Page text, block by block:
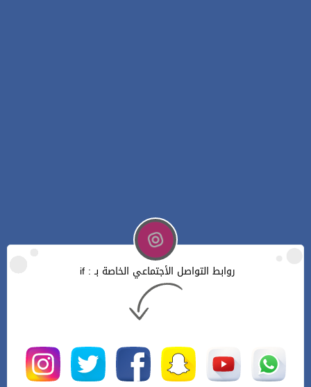
روابط التواصل الأجتماعي الخاصة بـ : if